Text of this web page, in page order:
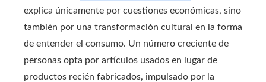
explica únicamente por cuestiones económicas, sino
también por una transformación cultural en la forma
de entender el consumo. Un número creciente de
personas opta por artículos usados en lugar de
productos recién fabricados, impulsado por la